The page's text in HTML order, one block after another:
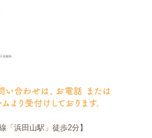
「浜田山駅」徒歩2分】